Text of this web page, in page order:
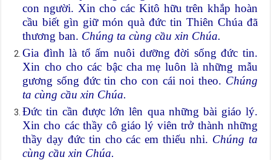
con người. Xin cho các Kitô hữu trên khắp hoàn
cầu biết gìn giữ món quà đức tin Thiên Chúa đã
thương ban. Chúng ta cùng cầu xin Chúa.
Gia đình là tổ ấm nuôi dưỡng đời sống đức tin.
Xin cho cho các bậc cha mẹ luôn là những mẫu
gương sống đức tin cho con cái noi theo. Chúng
ta cùng cầu xin Chúa.
Đức tin cần được lớn lên qua những bài giáo lý.
Xin cho các thầy cô giáo lý viên trở thành những
thầy dạy đức tin cho các em thiếu nhi. Chúng ta
cùng cầu xin Chúa.